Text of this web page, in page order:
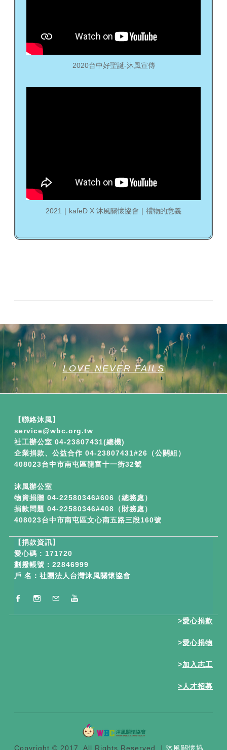
2020台中好聖誕-沐風宣傳
2021｜kafeD X 沐風關懷協會｜禮物的意義
LOVE NEVER FAILS
【聯絡沐風】
service​@wbc.org.tw
社工辦公室 04-23807431(總機)
企業捐款、公益合作 04-23807431#26（公關組）
408023台中市南屯區龍富十一街32號
沐風辦公室
物資捐贈 04-22580346#606（總務處）
捐款問題 04-22580346#408（財務處）
408023台中市南屯區文心南五路三段160號
【捐款資訊】
愛心碼 : 171720
劃撥帳號：22846999
戶 名：社團法人台灣沐風關懷協會
>愛心捐款
>愛心捐物
>加入志工
>人才招募
Copyright © 2017. All Rights Reserved.​｜ 沐風關懷協